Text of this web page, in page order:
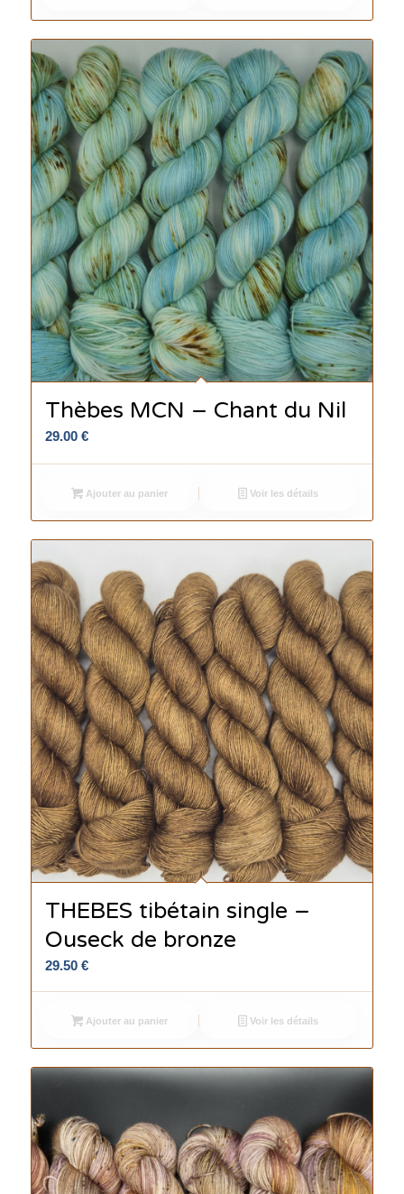
26.00 €.
20.00 €.
Thèbes MCN – Chant du Nil
29.00 €
Ajouter au panier Voir les détails
THEBES tibétain single –
Ouseck de bronze
29.50 €
Ajouter au panier Voir les détails